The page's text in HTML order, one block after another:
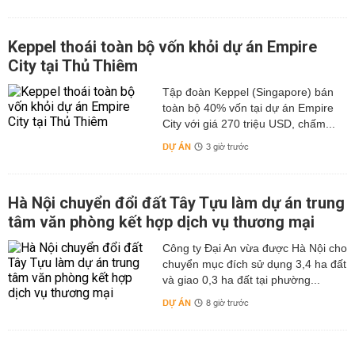
Keppel thoái toàn bộ vốn khỏi dự án Empire
City tại Thủ Thiêm
Tập đoàn Keppel (Singapore) bán
toàn bộ 40% vốn tại dự án Empire
City với giá 270 triệu USD, chấm...
DỰ ÁN 3 giờ trước
Hà Nội chuyển đổi đất Tây Tựu làm dự án trung
tâm văn phòng kết hợp dịch vụ thương mại
Công ty Đại An vừa được Hà Nội cho
chuyển mục đích sử dụng 3,4 ha đất
và giao 0,3 ha đất tại phường...
DỰ ÁN 8 giờ trước